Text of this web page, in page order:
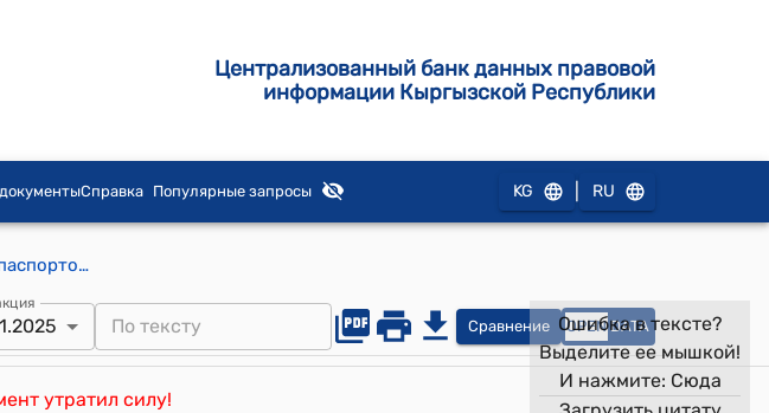
Централизованный банк данных правовой
информации Кыргызской Республики
Справка Популярные запросы KG RU
Порядок оформления электронных паспортов транспортных средств (паспортов шасси транспортных средств) и электронных паспортов самоходных машин и других видов техники (к постановлению Правительства Кыргызской Республики от 23 июня 2017 года № 407)
Сравнение OPEN DATA
утратил силу!
Ошибка в тексте?
Выделите ее мышкой!
И нажмите: Сюда